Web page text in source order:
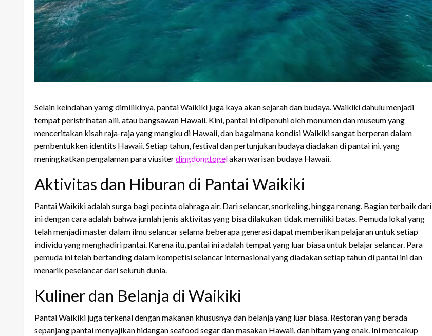
Selain keindahan yamg dimilikinya, pantai Waikiki juga kaya akan sejarah dan budaya. Waikiki dahulu menjadi
tempat peristrihatan alii, atau bangsawan Hawaii. Kini, pantai ini dipenuhi oleh monumen dan museum yang
menceritakan kisah raja-raja yang mangku di Hawaii, dan bagaimana kondisi Waikiki sangat berperan dalam
pembentukken identits Hawaii. Setiap tahun, festival dan pertunjukan budaya diadakan di pantai ini, yang
meningkatkan pengalaman para viusiterdingdongtogelakan warisan budaya Hawaii.
Aktivitas dan Hiburan di Pantai Waikiki
Pantai Waikiki adalah surga bagi pecinta olahraga air. Dari selancar, snorkeling, hingga renang. Bagian terbaik dari
ini dengan cara adalah bahwa jumlah jenis aktivitas yang bisa dilakukan tidak memiliki batas. Pemuda lokal yang
telah menjadi master dalam ilmu selancar selama beberapa generasi dapat memberikan pelajaran untuk setiap
individu yang menghadiri pantai. Karena itu, pantai ini adalah tempat yang luar biasa untuk belajar selancar. Para
pemuda ini telah bertanding dalam kompetisi selancar internasional yang diadakan setiap tahun di pantai ini dan
menarik peselancar dari seluruh dunia.
Kuliner dan Belanja di Waikiki
Pantai Waikiki juga terkenal dengan makanan khususnya dan belanja yang luar biasa. Restoran yang berada
sepanjang pantai menyajikan hidangan seafood segar dan masakan Hawaii, dan hitam yang enak. Ini mencakup